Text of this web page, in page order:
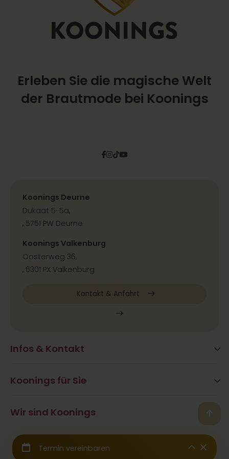
Erleben Sie die magische Welt
der Brautmode bei Koonings
Facebook
Instagram
TiktokPinterest
YouTube
Infos & Kontakt
Häufig gestellte Fragen
Kontakt
Koonings für Sie
Hair&Beauty
Hochzeitskleider
Wir sind Koonings
Team Koonings
Koonings Deurne
Dukaat 5-5a,
, 5751 PW Deurne
Koonings Valkenburg
Oosterweg 36,
, 6301 PX Valkenburg
Kontakt & Anfahrt
Wir sind angeschlossen an die
CBW-Garantiefonds